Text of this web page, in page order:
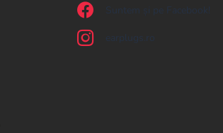
Suntem și pe Facebook!
earplugs.ro